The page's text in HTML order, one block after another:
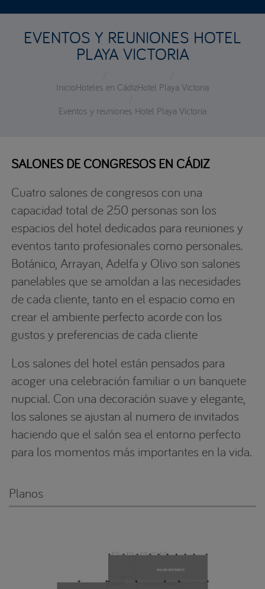
EVENTOS Y REUNIONES HOTEL
PLAYA VICTORIA
InicioHoteles en CádizHotel Playa Victoria
Eventos y reuniones Hotel Playa Victoria
SALONES DE CONGRESOS EN CÁDIZ
Cuatro salones de congresos con una
capacidad total de 250 personas son los
espacios del hotel dedicados para reuniones y
eventos tanto profesionales como personales.
Botánico, Arrayan, Adelfa y Olivo son salones
panelables que se amoldan a las necesidades
de cada cliente, tanto en el espacio como en
crear el ambiente perfecto acorde con los
gustos y preferencias de cada cliente
Los salones del hotel están pensados para
acoger una celebración familiar o un banquete
nupcial. Con una decoración suave y elegante,
los salones se ajustan al numero de invitados
haciendo que el salón sea el entorno perfecto
para los momentos más importantes en la vida.
Planos